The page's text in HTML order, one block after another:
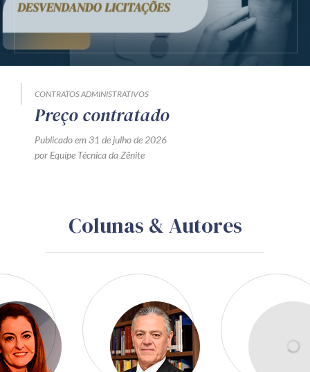
CONTRATOS ADMINISTRATIVOS
Preço contratado
Publicado em 31 de julho de 2026
por Equipe Técnica da Zênite
Colunas & Autores